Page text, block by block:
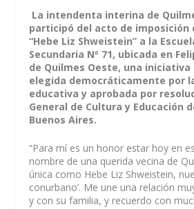
La intendenta interina de
participó del acto de imposición
“Hebe Liz Shweistein” a la
Secundaria Nº 71, ubicada en
de Quilmes Oeste, una iniciativa
elegida democráticamente por
educativa y aprobada por
General de Cultura y Educación
Buenos Aires.
“Para mí es un honor estar hoy en
nombre de una querida vecina de
única como Hebe Liz Shweistein,
conurbano’. Me une una relación
y con su familia, y recuerdo con